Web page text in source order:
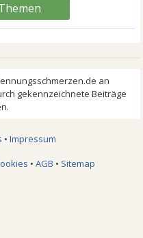
• Impressum
• AGB • Sitemap